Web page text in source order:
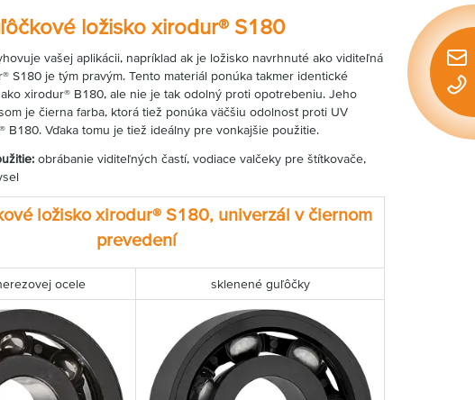
ložisko xirodur® S180
vašej aplikácii, napríklad ak je ložisko navrhnuté ako viditeľná
S180 je tým pravým. Tento materiál ponúka takmer identické
xirodur® B180, ale nie je tak odolný proti opotrebeniu. Jeho
je čierna farba, ktorá tiež ponúka väčšiu odolnosť proti UV
B180. Vďaka tomu je tiež ideálny pre vonkajšie použitie.
obrábanie viditeľných častí, vodiace valčeky pre štítkovače,
ložisko xirodur® S180, univerzál v čiernom
prevedení
ocele sklenené guľôčky